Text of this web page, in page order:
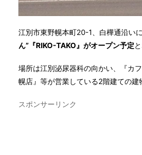
江別市東野幌本町20-1、白樺通沿い
ん”『RIKO-TAKO』がオープン予定
場所は江別泌尿器科の向かい、『カ
幌店』等が営業している2階建ての建
スポンサーリンク